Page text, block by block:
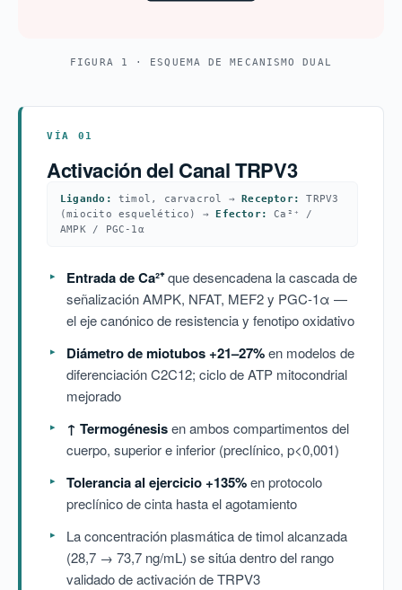
FIGURA 1 · ESQUEMA DE MECANISMO DUAL
VÍA 01
Activación del Canal TRPV3
Ligando: timol, carvacrol → Receptor:
TRPV3
(miocito esquelético) →
Efector:
Ca²⁺ /
AMPK / PGC-1α
Entrada de Ca²⁺que desencadena la cascada de
señalización AMPK, NFAT, MEF2 y PGC-1α —
el eje canónico de resistencia y fenotipo oxidativo
Diámetro de miotubos +21–27%en modelos de
diferenciación C2C12; ciclo de ATP mitocondrial
mejorado
↑ Termogénesisen ambos compartimentos del
cuerpo, superior e inferior (preclínico, p<0,001)
Tolerancia al ejercicio +135%en protocolo
preclínico de cinta hasta el agotamiento
La concentración plasmática de timol alcanzada
(28,7 → 73,7 ng/mL) se sitúa dentro del rango
validado de activación de TRPV3